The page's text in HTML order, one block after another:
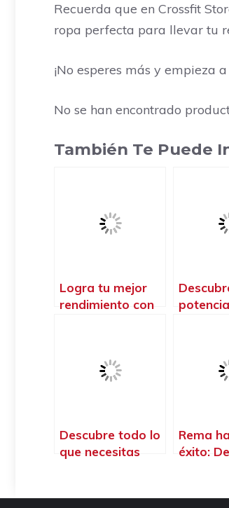
Recuerda que en Crossfit
ropa perfecta para llevar tu
¡No esperes más y empieza
No se han encontrado
También Te Puede
Logra tu mejor
rendimiento con
comodidad y
Descubre todo lo
que necesitas
indispensable
Rema
éxito: